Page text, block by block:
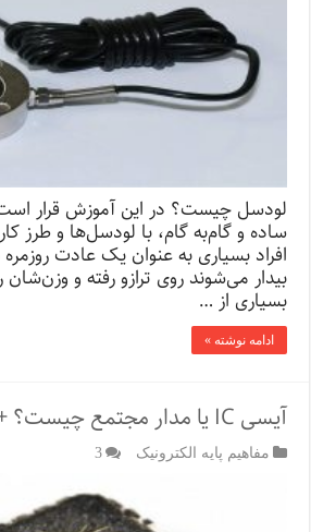
لودسل چیست؟ در این آموزش قرار است
ساده و گام‌به گام، با لودسل‌ها و طرز
افراد بسیاری به عنوان یک عادت
بیدار می‌شوند روی ترازو رفته و
بسیاری از …
ادامه نوشته »
آیسی IC یا مدار مجتمع چیست؟ + انواع پکیج ها
مفاهیم پایه الکترونیک 3